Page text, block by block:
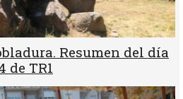
Resumen del día
de TR1